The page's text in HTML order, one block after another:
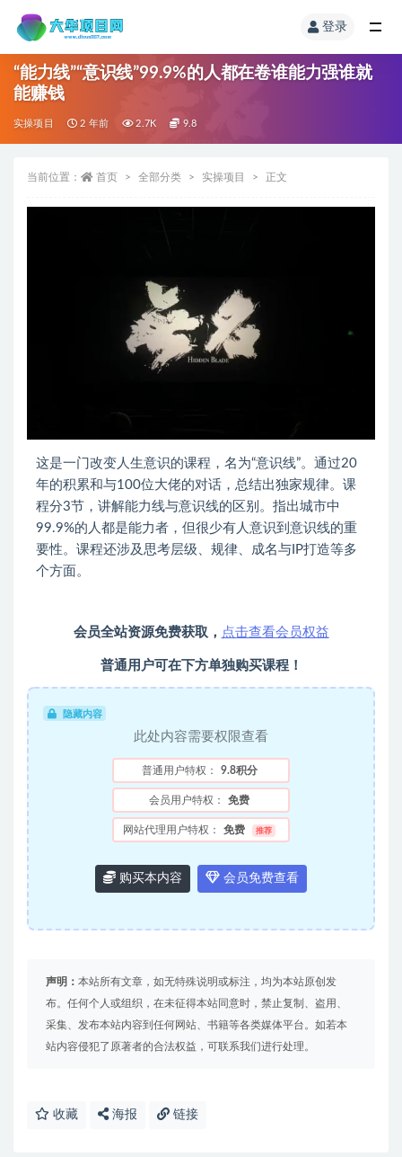
登录
“能力线”“意识线”99.9%的人都在卷谁能力强谁就
能赚钱
实操项目 2 年前 2.7K 9.8
当前位置： 首页 全部分类 实操项目 正文
这是一门改变人生意识的课程，名为“意识线”。通过20
年的积累和与100位大佬的对话，总结出独家规律。课
程分3节，讲解能力线与意识线的区别。指出城市中
99.9%的人都是能力者，但很少有人意识到意识线的重
要性。课程还涉及思考层级、规律、成名与IP打造等多
个方面。
会员全站资源免费获取， 点击查看会员权益
普通用户可在下方单独购买课程！
隐藏内容
此处内容需要权限查看
普通用户特权： 9.8积分
会员用户特权： 免费
网站代理用户特权： 免费 推荐
购买本内容 会员免费查看
声明： 本站所有文章，如无特殊说明或标注，均为本站原创发
布。任何个人或组织，在未征得本站同意时，禁止复制、盗用、
采集、发布本站内容到任何网站、书籍等各类媒体平台。如若本
站内容侵犯了原著者的合法权益，可联系我们进行处理。
收藏 海报 链接